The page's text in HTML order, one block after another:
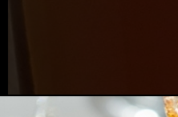
Geçtiğimiz günlerde Jim